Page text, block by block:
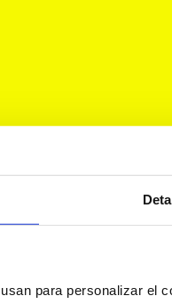
para personalizar el